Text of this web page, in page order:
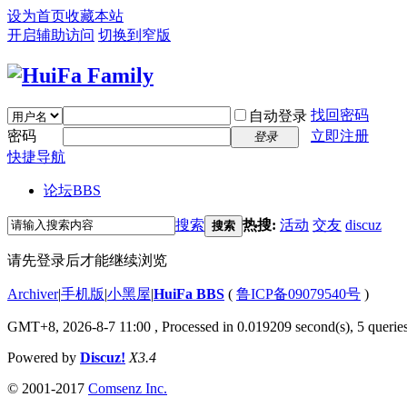
设为首页收藏本站
开启辅助访问 切换到窄版
自动登录 找回密码
密码
登录
立即注册
快捷导航
论坛BBS
搜索 搜索 热搜: 活动 交友 discuz
请先登录后才能继续浏览
Archiver|手机版|小黑屋|HuiFa BBS ( 鲁ICP备09079540号 )
GMT+8, 2026-8-7 11:00 , Processed in 0.019209 second(s), 5
Powered by Discuz! X3.4
© 2001-2017 Comsenz Inc.